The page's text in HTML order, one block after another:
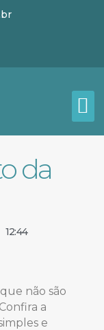
da
12:44
não são
a
e